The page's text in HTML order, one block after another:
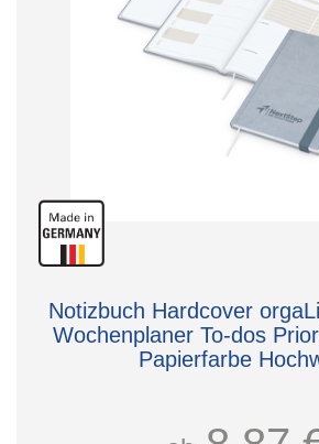
Notizbuch Hardcover
Wochenplaner To-dos
Papierfarbe